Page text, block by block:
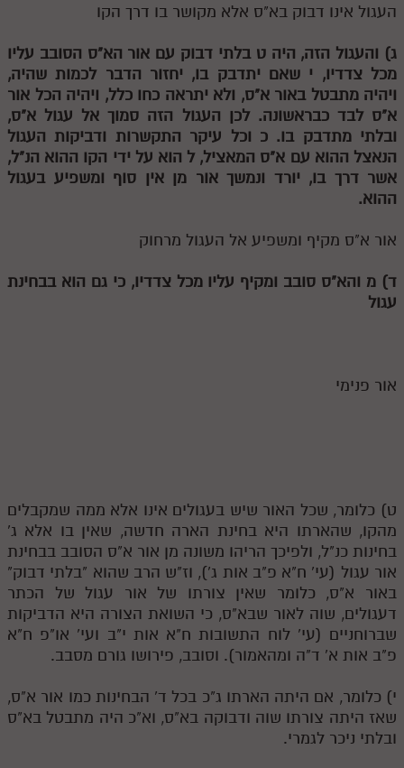
העגול אינו דבוק בא"ס אלא מקושר בו דרך הקו
ג) והעגול הזה, היהט בלתי דבוק עם אור הא"ס הסובב עליו
מכל צדדיו, י שאם יתדבק בו, יחזור הדבר לכמות שהיה,
ויהיה מתבטל באור א"ס, ולא יתראה כחו כלל, ויהיה הכל אור
א"ס לבד כבראשונה. לכן העגול הזה סמוך אל עגול א"ס,
ובלתי מתדבק בו.כ וכל עיקר התקשרות ודביקותהעגול
הנאצל ההוא עם א"ס המאציל,ל הוא על ידי הקו ההוא הנ"ל,
אשר דרך בו, יורד ונמשך אור מן אין סוף ומשפיע בעגול
ההוא.
אור א"ס מקיף ומשפיע אל העגול מרחוק
ד) מ והא"ס סובב ומקיף עליו מכל צדדיו, כי גם הוא בבחינת
עגול
אור פנימי
ט) כלומר, שכל האור שיש בעגולים אינו אלא ממה שמקבלים
מהקו, שהארתו היא בחינת הארה חדשה, שאין בו אלא ג'
בחינות כנ"ל, ולפיכך הריהו משונה מן אור א"ס הסובב בבחינת
אור עגול (עי' ח"א פ"ב אות ג'), וז"ש הרב שהוא "בלתי דבוק"
באור א"ס, כלומר שאין צורתו של אור עגול של הכתר
דעגולים, שוה לאור שבא"ס, כי השואת הצורה היא הדביקות
שברוחניים (עי' לוח התשובות ח"א אות י"ב ועי' או"פ ח"א
פ"ב אות א' ד"ה ומהאמור). וסובב, פירושו גורם מסבב.
י) כלומר, אם היתה הארתו ג"כ בכל ד' הבחינות כמו אור א"ס,
שאז היתה צורתו שוה ודבוקה בא"ס, וא"כ היה מתבטל בא"ס
ובלתי ניכר לגמרי.